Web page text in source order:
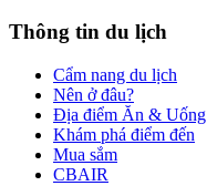
Thông tin du lịch
Cẩm nang du lịch
Nên ở đâu?
Địa điểm Ăn & Uống
Khám phá điểm đến
Mua sắm
CBAIR